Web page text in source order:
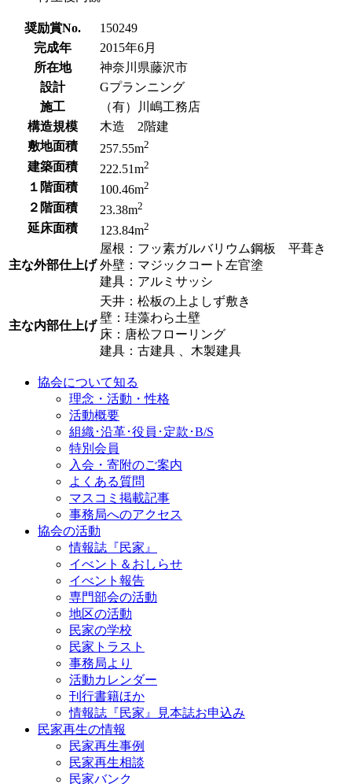
奨励賞No.
150249
完成年
2015年6月
所在地
神奈川県藤沢市
設計
Gプランニング
施工
（有）川嶋工務店
構造規模
木造 2階建
敷地面積
257.55m2
建築面積 222.51m2
１階面積 100.46m2
２階面積 23.38m2
延床面積 123.84m2
主な外部仕上げ
屋根：フッ素ガルバリウム鋼板 平葺き
外壁：マジックコート左官塗
建具：アルミサッシ
主な内部仕上げ
天井：松板の上よしず敷き
壁：珪藻わら土壁
床：唐松フローリング
建具：古建具 、木製建具
協会について知る
理念・活動・性格
活動概要
組織･沿革･役員･定款･B/S
特別会員
入会・寄附のご案内
よくある質問
マスコミ掲載記事
事務局へのアクセス
協会の活動
情報誌『民家』
イべント＆おしらせ
イべント報告
専門部会の活動
地区の活動
民家の学校
民家トラスト
事務局より
活動カレンダー
刊行書籍ほか
情報誌『民家』見本誌お申込み
民家再生の情報
民家再生事例
民家再生相談
民家バンク